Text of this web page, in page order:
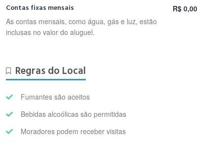
Contas fixas mensais
As contas mensais, como água, gás e luz, estão
inclusas no valor do aluguel.
R$ 0,00
Regras do Local
Fumantes são aceitos
Bebidas alcoólicas são permitidas
Moradores podem receber visitas